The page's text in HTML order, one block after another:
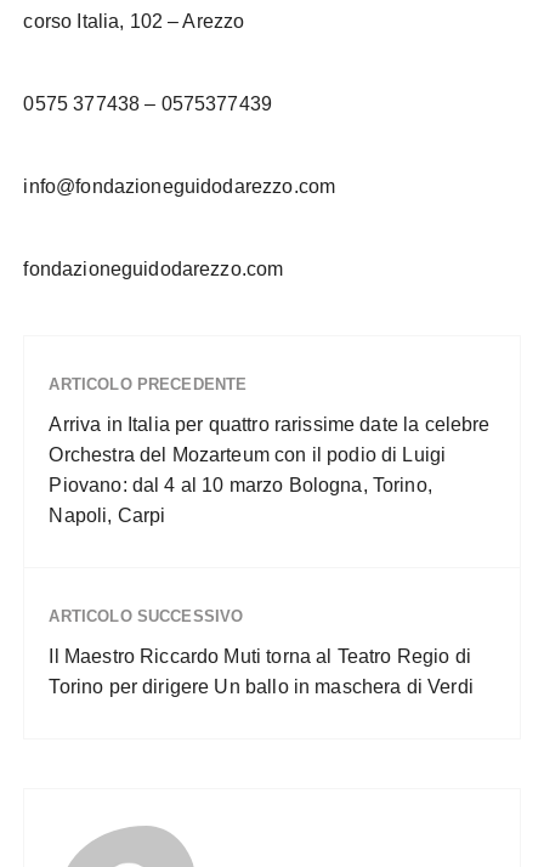
corso Italia, 102 – Arezzo
0575 377438 – 0575377439
info@fondazioneguidodarezzo.com
fondazioneguidodarezzo.com
ARTICOLO PRECEDENTE
Arriva in Italia per quattro rarissime date la celebre
Orchestra del Mozarteum con il podio di Luigi
Piovano: dal 4 al 10 marzo Bologna, Torino,
Napoli, Carpi
ARTICOLO SUCCESSIVO
Il Maestro Riccardo Muti torna al Teatro Regio di
Torino per dirigere Un ballo in maschera di Verdi